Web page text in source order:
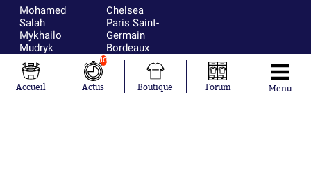
Mohamed
Salah
Mykhailo
Mudryk
Neymar
Khalis Merah
Loïs Openda
Chelsea
Paris Saint-
Germain
Bordeaux
Olympique
Accueil
10
Actus Boutique Forum Menu